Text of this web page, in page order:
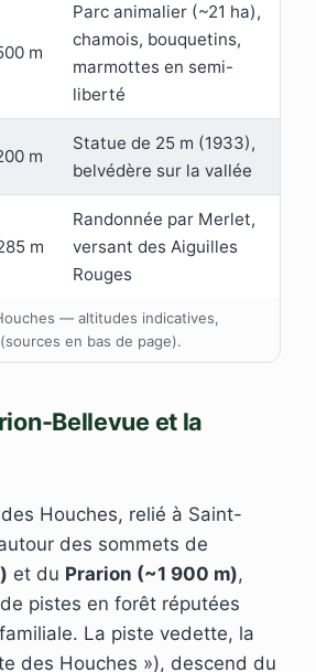
— altitudes indicatives,
en bas de page).
m
Parc animalier (~21 ha),
chamois, bouquetins,
marmottes en semi-
liberté
m
Statue de 25 m (1933),
belvédère sur la vallée
m
Randonnée par Merlet,
versant des Aiguilles
Rouges
Bellevue et la
Houches, relié à Saint-
des sommets de
et du Prarion (~1 900 m),
pistes en forêt réputées
La piste vedette, la
des Houches »), descend du